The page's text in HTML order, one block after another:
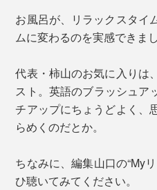
お風呂が、リラックスタイ
ムに変わるのを実感できまし
代表・柿山のお気に入りは
スト。英語のブラッシュア
チアップにちょうどよく、
らめくのだとか。
ちなみに、編集山口の“My
ひ聴いてみてください。